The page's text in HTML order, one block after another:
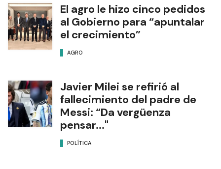
El agro le hizo cinco pedidos
al Gobierno para “apuntalar
el crecimiento”
AGRO
Javier Milei se refirió al
fallecimiento del padre de
Messi: “Da vergüenza
pensar..."
POLÍTICA